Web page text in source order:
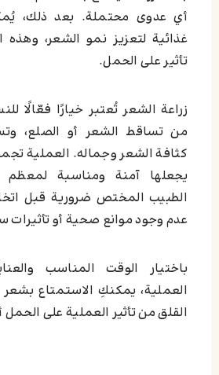
أي عدوى محتملة. بعد ذلك،
غذائية لتعزيز نمو الشعر،
تأثير على الحمل.
زراعة الشعر تُعتبر خيارًا فعّالًا
من تساقط الشعر أو الصلع،
كثافة الشعر وجماله. العملية
يجعلها آمنة ومناسبة لمعظم
الطبيب المختص ضرورية قبل
عدم وجود موانع صحية أو تأثيرات
باختيار الوقت المناسب
العملية، يمكنكِ الاستمتاع
القلق من تأثير العملية على الحمل